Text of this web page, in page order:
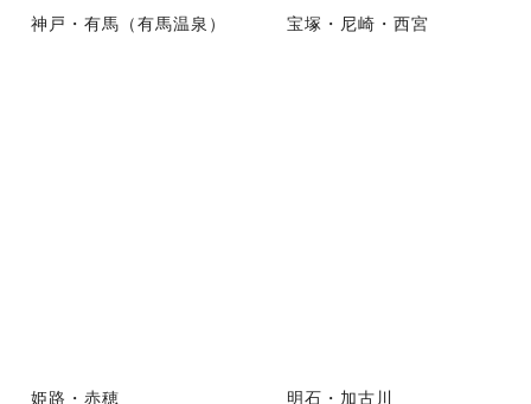
神戸・有馬（有馬温泉） 宝塚・尼崎・西宮
姫路・赤穂 明石・加古川